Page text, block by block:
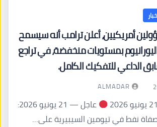
أمريكيين، أعلن ترامب أنه سيسمح
بمستويات منخفضة، في تراجع
الداعي للتفكيك الكامل.
ALMADAR
عاجل — 21 يونيو 2026:
نفط في تيومين السيبيرية على…